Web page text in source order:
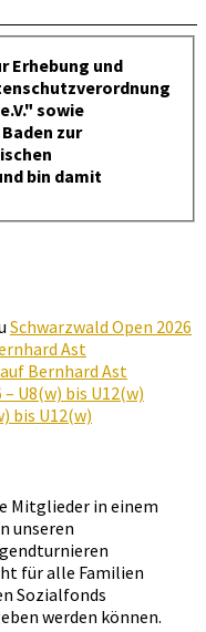
Erhebung und
sowie
zur
bin damit
Schwarzwald Open 2026
Ast
Bernhard Ast
– U8(w) bis U12(w)
bis U12(w)
Mitglieder in einem
unseren
für alle Familien
Sozialfonds
werden können.